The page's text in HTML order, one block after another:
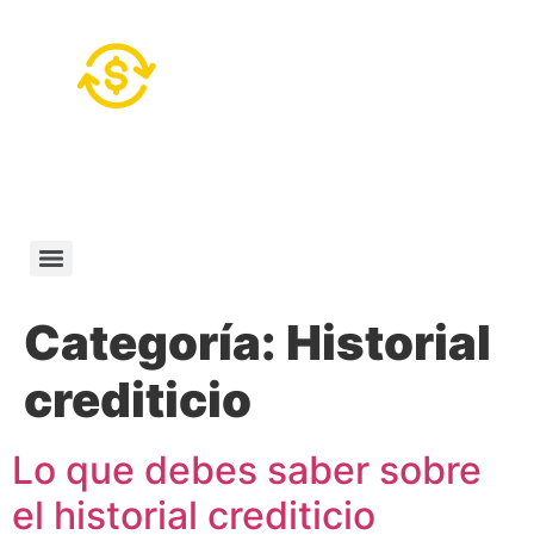
Categoría: Historial
crediticio
Lo que debes saber sobre
el historial crediticio